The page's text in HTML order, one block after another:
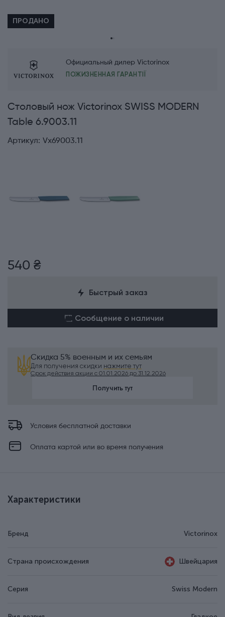
ПРОДАНО
Официальный дилер Victorinox
ПОЖИЗНЕННАЯ ГАРАНТІЇ
Столовый нож Victorinox SWISS MODERN
Table 6.9003.11
Артикул: Vx69003.11
540 ₴
Быстрый заказ
Сообщение о наличии
Скидка 5% военным и их семьям
Для получения скидки нажмите тут
Срок действия акции с 01.01.2026 до 31.12.2026
Получить тут
Условия бесплатной доставки
Оплата картой или во время получения
Характеристики
Бренд Victorinox
Страна происхождения Швейцария
Серия Swiss Modern